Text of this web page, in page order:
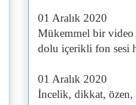
01 Aralık 2020
Mükemmel bir video
dolu içerikli fon sesi
01 Aralık 2020
İncelik, dikkat, özen,